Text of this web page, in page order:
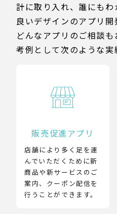
計に取り入れ、誰にも
良いデザインのアプリ開
どんなアプリのご相談
考例として次のような実
販売促進アプリ
店舗により多く足を運
んでいただくために新
商品や新サービスのご
案内、クーポン配信を
行うことができます。